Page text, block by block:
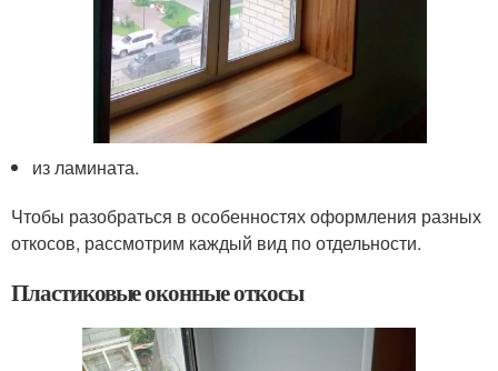
из ламината.
Чтобы разобраться в особенностях оформления разных
откосов, рассмотрим каждый вид по отдельности.
Пластиковые оконные откосы